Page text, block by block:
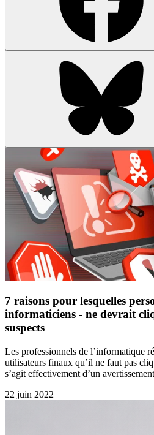
7 raisons pour lesquelles
informaticiens - ne devrait
suspects
Les professionnels de l’informatique
utilisateurs finaux qu’il ne faut pas
s’agit effectivement d’un
22 juin 2022